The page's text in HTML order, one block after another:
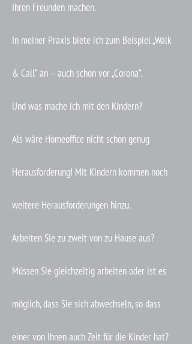
Ihren Freunden machen.
In meiner Praxis biete ich zum Beispiel „Walk
& Call“ an – auch schon vor „Corona“.
Und was mache ich mit den Kindern?
Als wäre Homeoffice nicht schon genug
Herausforderung! Mit Kindern kommen noch
weitere Herausforderungen hinzu.
Arbeiten Sie zu zweit von zu Hause aus?
Müssen Sie gleichzeitig arbeiten oder ist es
möglich, dass Sie sich abwechseln, so dass
einer von Ihnen auch Zeit für die Kinder hat?